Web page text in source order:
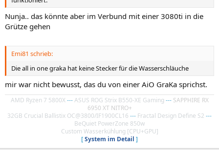
Nunja.. das könnte aber im Verbund mit einer 3080ti in die
Grütze gehen
Emi81 schrieb:
Die all in one graka hat keine Stecker für die Wasserschläuche
mir war nicht bewusst, das du von einer AiO GraKa sprichst.
AMD Ryzen 7 5800X --- ASUS ROG Strix B550-XE Gaming --- SAPPHIRE RX
6950 XT NITRO+
32GB Crucial Ballistix OC@3800/IF1900CL16 --- Fractal Design Define S2 ---
BeQuiet PowerZone 850w
Custom Wasserkühlung [CPU+GPU]
[System im Detail ]